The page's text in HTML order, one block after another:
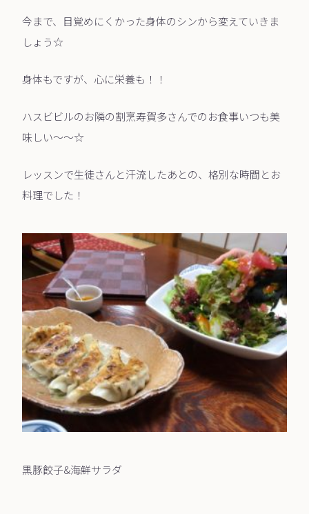
今まで、目覚めにくかった身体のシンから変えていきま
しょう☆
身体もですが、心に栄養も！！
ハスビビルのお隣の割烹寿賀多さんでのお食事いつも美
味しい～～☆
レッスンで生徒さんと汗流したあとの、格別な時間とお
料理でした！
黒豚餃子&海鮮サラダ